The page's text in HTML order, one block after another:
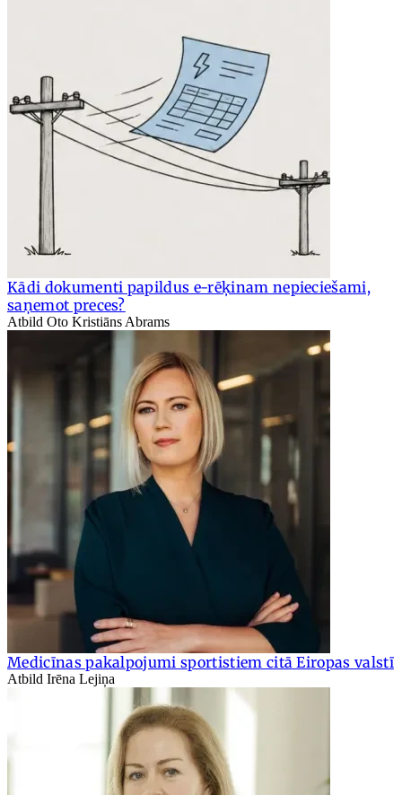
Kādi dokumenti papildus e-rēķinam nepieciešami,
saņemot preces?
Atbild Oto Kristiāns Abrams
Medicīnas pakalpojumi sportistiem citā Eiropas valstī
Atbild Irēna Lejiņa